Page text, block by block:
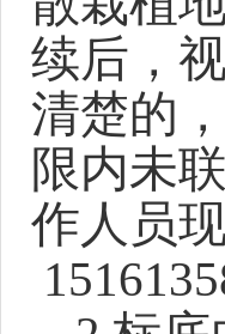
续后，
清楚的
限内未
作人员